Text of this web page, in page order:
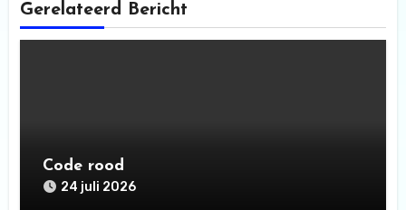
Gerelateerd Bericht
Code rood
24 juli 2026